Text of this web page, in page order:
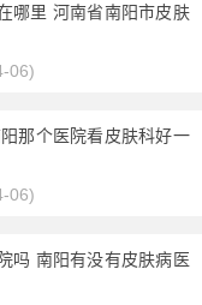
哪里 河南省南阳市皮肤
06)
那个医院看皮肤科好一
06)
吗 南阳有没有皮肤病医